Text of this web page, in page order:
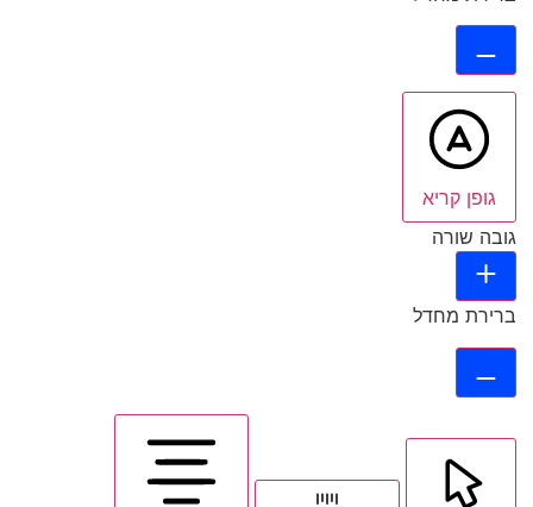
גופן קריא
גובה שורה
ברירת מחדל